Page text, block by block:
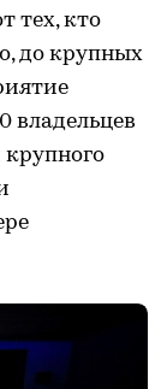
тех, кто
до крупных
владельцев
крупного